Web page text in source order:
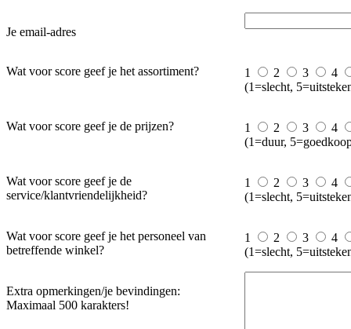
Je email-adres
Wat voor score geef je het assortiment? 1 2 3
4
(1=slecht,
Wat voor score geef je de prijzen? 1 2 3
4
(1=duur,
Wat voor score geef je de
service/klantvriendelijkheid?
1 2 3
4
(1=slecht,
Wat voor score geef je het personeel van
betreffende winkel?
1 2 3
4
(1=slecht,
Extra opmerkingen/je bevindingen:
Maximaal 500 karakters!